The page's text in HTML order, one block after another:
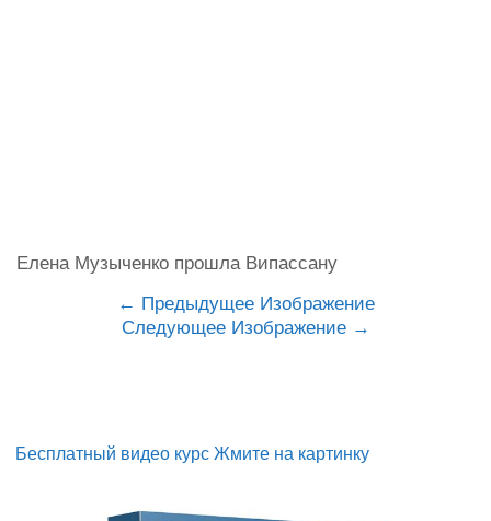
Елена Музыченко прошла Випассану
Предыдущее Изображение
Следующее Изображение
Бесплатный видео курс Жмите на картинку